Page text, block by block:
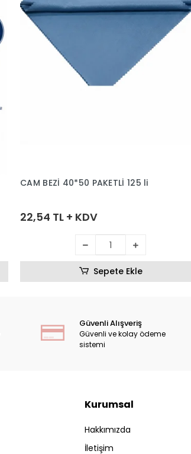
CAM BEZİ 40*50 PAKETLİ 125 li
22,54 TL + KDV
Sepete Ekle
Güvenli Alışveriş
Güvenli ve kolay ödeme
sistemi
Kurumsal
Hakkımızda
İletişim